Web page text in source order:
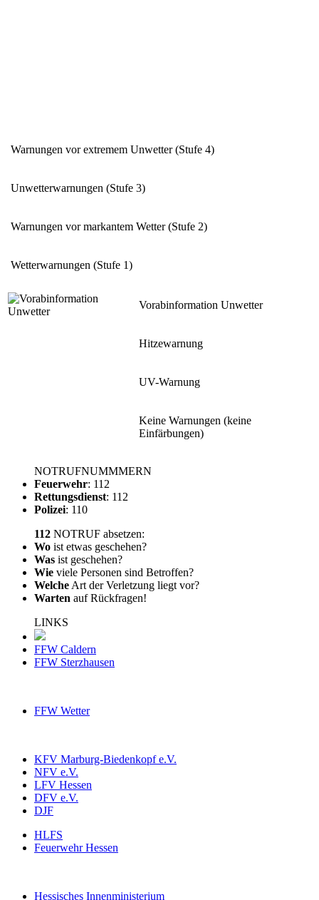
Warnungen vor extremem Unwetter (Stufe 4)
Unwetterwarnungen (Stufe 3)
Warnungen vor markantem Wetter (Stufe 2)
Wetterwarnungen (Stufe 1)
Vorabinformation Unwetter
Hitzewarnung
UV-Warnung
Keine Warnungen (keine
Einfärbungen)
NOTRUFNUMMMERN
Feuerwehr: 112
Rettungsdienst: 112
Polizei: 110
112 NOTRUF absetzen:
Wo ist etwas geschehen?
Was ist geschehen?
Wie viele Personen sind Betroffen?
Welche Art der Verletzung liegt vor?
Warten auf Rückfragen!
LINKS
FFW Caldern
FFW Sterzhausen
FFW Wetter
KFV Marburg-Biedenkopf e.V.
NFV e.V.
LFV Hessen
DFV e.V.
DJF
HLFS
Feuerwehr Hessen
Hessisches Innenministerium